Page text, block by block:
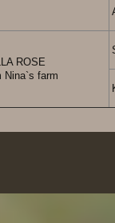
ROSE
Nina`s farm